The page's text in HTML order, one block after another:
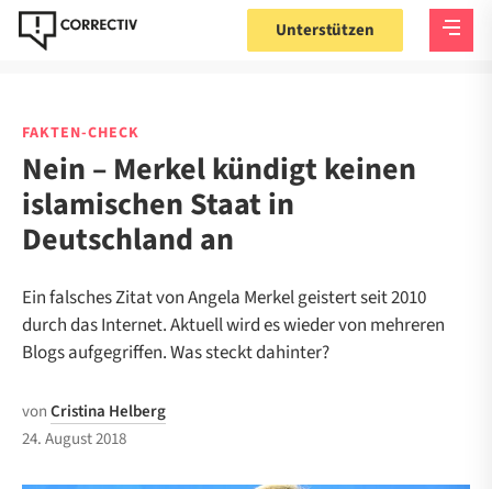
Unterstützen
FAKTEN-CHECK
Nein – Merkel kündigt keinen
islamischen Staat in
Deutschland an
Ein falsches Zitat von Angela Merkel geistert seit 2010
durch das Internet. Aktuell wird es wieder von mehreren
Blogs aufgegriffen. Was steckt dahinter?
vonCristina Helberg
24. August 2018